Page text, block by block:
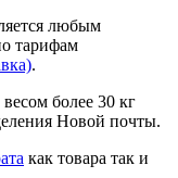
любым
тарифам
.
более 30 кг
Новой почты.
как товара так и